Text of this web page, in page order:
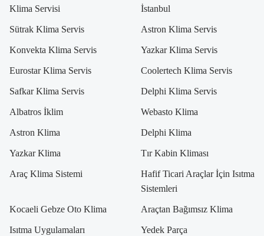
Klima Servisi
İstanbul
Sütrak Klima Servis Astron Klima Servis
Konvekta Klima Servis Yazkar Klima Servis
Eurostar Klima Servis Coolertech Klima Servis
Safkar Klima Servis Delphi Klima Servis
Albatros İklim Webasto Klima
Astron Klima Delphi Klima
Yazkar Klima Tır Kabin Kliması
Araç Klima Sistemi
Hafif Ticari Araçlar İçin Isıtma
Sistemleri
Kocaeli Gebze Oto Klima Araçtan Bağımsız Klima
Isıtma Uygulamaları Yedek Parça